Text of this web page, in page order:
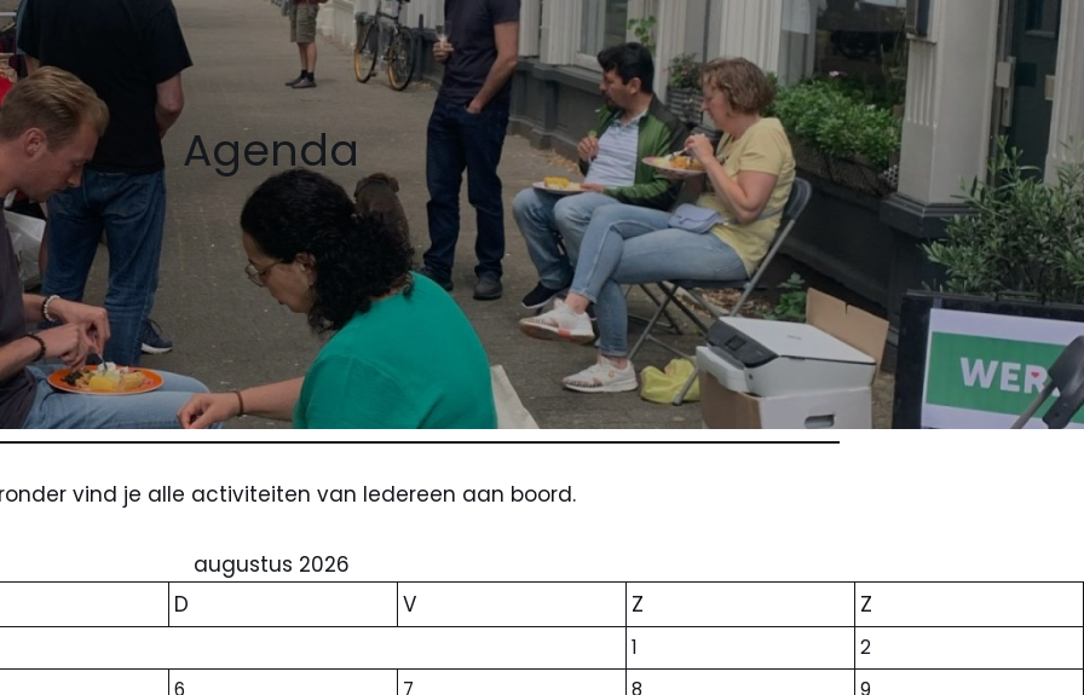
Agenda
vind je alle activiteiten van Iedereen aan boord.
augustus 2026
D V Z Z
1
2
6 7 8 9